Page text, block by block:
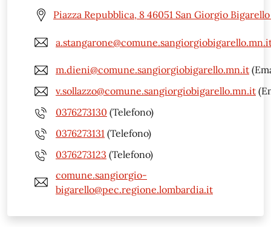
Piazza Repubblica, 8 46051 San Giorgio
m.dieni@comune.sangiorgiobigarello.mn.it
v.sollazzo@comune.sangiorgiobigarello.mn.it
0376273130 (Telefono)
0376273131 (Telefono)
0376273123 (Telefono)
comune.sangiorgio-
bigarello@pec.regione.lombardia.it